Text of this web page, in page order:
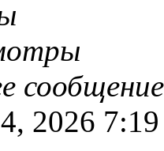
2026